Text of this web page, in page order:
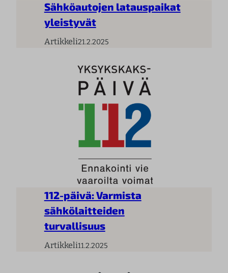
Sähköautojen latauspaikat
yleistyvät
Artikkeli21.2.2025
112-päivä: Varmista
sähkölaitteiden
turvallisuus
Artikkeli11.2.2025